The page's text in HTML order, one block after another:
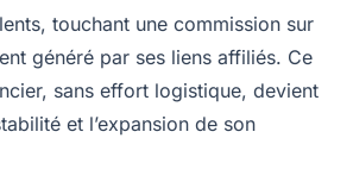
touchant une commission sur
généré par ses liens affiliés. Ce
sans effort logistique, devient
et l’expansion de son